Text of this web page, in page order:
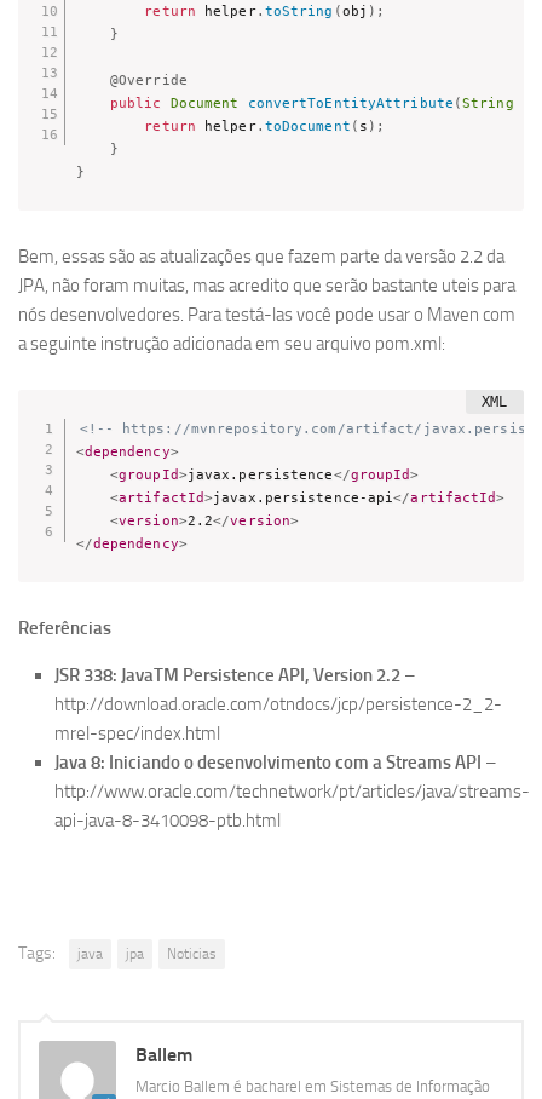
return helper. toString (obj ) ;
}
@Override
public
Document convertToEntityAttribute (String
return helper. toDocument ( s ) ;
}
}
Bem, essas são as atualizações que fazem parte da versão 2.2 da
JPA, não foram muitas, mas acredito que serão bastante uteis para
nós desenvolvedores. Para testá-las você pode usar o Maven com
a seguinte instrução adicionada em seu arquivo pom.xml:
<!-- https://mvnrepository.com/artifact/
<dependency>
<groupId>javax.persistence</groupId>
<artifactId>javax.persistence-api</artifactId>
<version>2.2</version>
</dependency>
Referências
JSR 338: JavaTM Persistence API, Version 2.2 –
http://download.oracle.com/otndocs/jcp/persistence-2_2-
mrel-spec/index.html
Java 8: Iniciando o desenvolvimento com a Streams API –
http://www.oracle.com/technetwork/pt/articles/java/streams-
api-java-8-3410098-ptb.html
Tags: java jpa Noticias
Ballem
Marcio Ballem é bacharel em Sistemas de Informação